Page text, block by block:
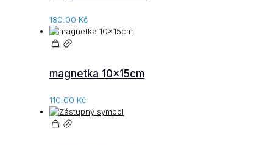
180.00 Kč
magnetka 10x15cm
110.00 Kč